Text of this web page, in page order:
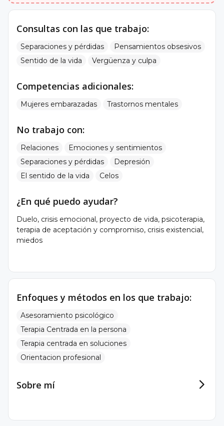
Consultas con las que trabajo:
Separaciones y pérdidas
Pensamientos obsesivos
Sentido de la vida
Vergüenza y culpa
Competencias adicionales:
Mujeres embarazadas Trastornos mentales
No trabajo con:
Relaciones
Emociones y sentimientos
Separaciones y pérdidas
Depresión
El sentido de la vida
Celos
¿En qué puedo ayudar?
Duelo, crisis emocional, proyecto de vida, psicoterapia,
terapia de aceptación y compromiso, crisis existencial,
miedos
Enfoques y métodos en los que trabajo:
Asesoramiento psicológico
Terapia Centrada en la persona
Terapia centrada en soluciones
Orientacion profesional
Sobre mí